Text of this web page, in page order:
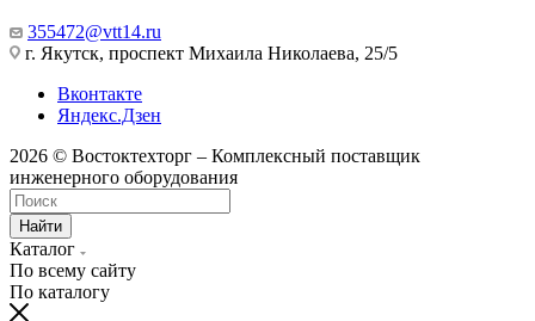
355472@vtt14.ru
г. Якутск, проспект Михаила Николаева, 25/5
Вконтакте
Яндекс.Дзен
2026 © Востоктехторг – Комплексный поставщик
инженерного оборудования
Найти
Каталог
По всему сайту
По каталогу